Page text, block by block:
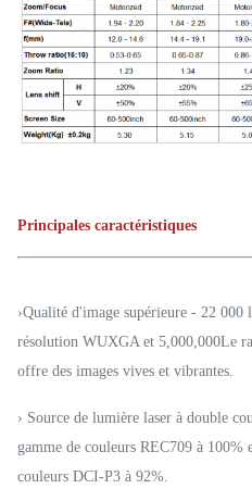
Principales caractéristiques
›Qualité d'image supérieure - 22 000
résolution WUXGA et 5,000,000Le
offre des images vives et vibrantes.
› Source de lumière laser à double
gamme de couleurs REC709 à 100%
couleurs DCI-P3 à 92%.